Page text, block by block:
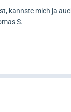
kannste mich ja
S.